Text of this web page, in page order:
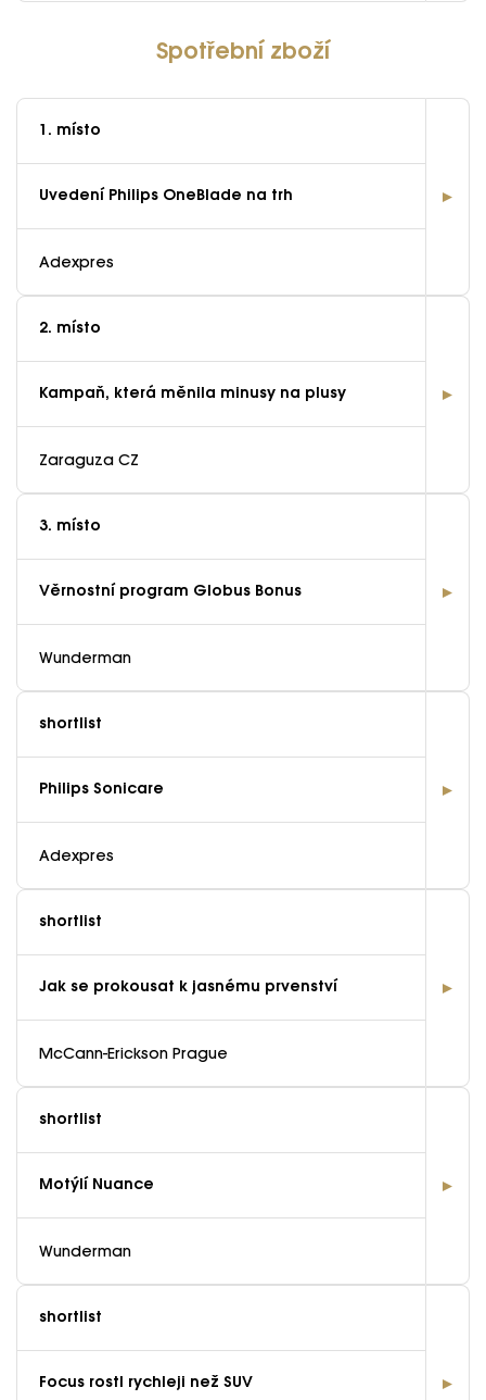
EFFIE 2026
O EFFIE
AKTUALITY
Ročník 2024
Spotřební zboží
1. místo
Uvedení Philips OneBlade na trh
Adexpres
2. místo
Kampaň, která měnila minusy na plusy
Zaraguza CZ
3. místo
Věrnostní program Globus Bonus
Wunderman
shortlist
Philips Sonicare
Adexpres
shortlist
Jak se prokousat k jasnému prvenství
McCann-Erickson Prague
shortlist
Motýlí Nuance
Wunderman
shortlist
Focus rostl rychleji než SUV